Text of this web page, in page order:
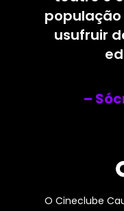
usufruir
–
O Cineclube